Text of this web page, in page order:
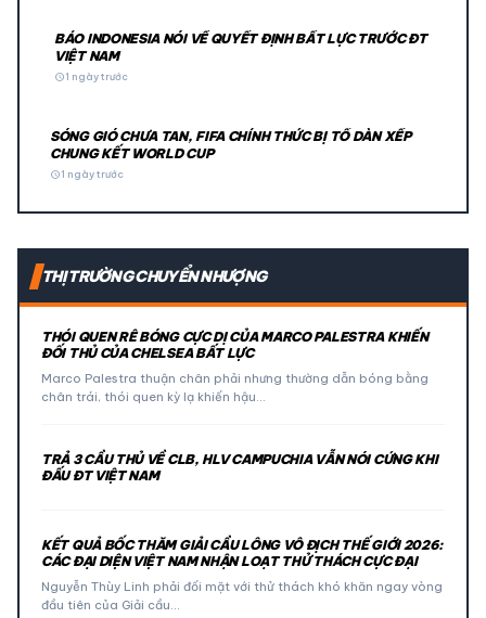
BÁO INDONESIA NÓI VỀ QUYẾT ĐỊNH BẤT LỰC TRƯỚC ĐT
VIỆT NAM
schedule1 ngày trước
SÓNG GIÓ CHƯA TAN, FIFA CHÍNH THỨC BỊ TỐ DÀN XẾP
CHUNG KẾT WORLD CUP
schedule1 ngày trước
THỊ TRƯỜNG CHUYỂN NHƯỢNG
THÓI QUEN RÊ BÓNG CỰC DỊ CỦA MARCO PALESTRA KHIẾN
ĐỐI THỦ CỦA CHELSEA BẤT LỰC
Marco Palestra thuận chân phải nhưng thường dẫn bóng bằng
chân trái, thói quen kỳ lạ khiến hậu…
TRẢ 3 CẦU THỦ VỀ CLB, HLV CAMPUCHIA VẪN NÓI CỨNG KHI
ĐẤU ĐT VIỆT NAM
KẾT QUẢ BỐC THĂM GIẢI CẦU LÔNG VÔ ĐỊCH THẾ GIỚI 2026:
CÁC ĐẠI DIỆN VIỆT NAM NHẬN LOẠT THỬ THÁCH CỰC ĐẠI
Nguyễn Thùy Linh phải đối mặt với thử thách khó khăn ngay vòng
đầu tiên của Giải cầu…